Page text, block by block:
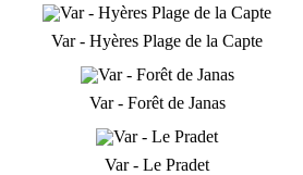
Var - Hyères Plage de la Capte
Var - Forêt de Janas
Var - Le Pradet